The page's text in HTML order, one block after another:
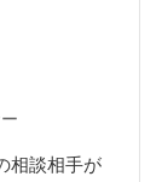
相談相手が